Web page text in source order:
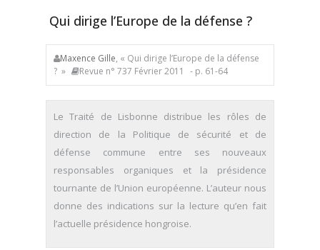
Qui dirige l’Europe de la défense ?
Maxence Gille, « Qui dirige l’Europe de la défense
? »
Revue n° 737 Février 2011 - p. 61-64
Le Traité de Lisbonne distribue les rôles de
direction de la Politique de sécurité et de
défense commune entre ses nouveaux
responsables organiques et la présidence
tournante de l’Union européenne. L’auteur nous
donne des indications sur la lecture qu’en fait
l’actuelle présidence hongroise.